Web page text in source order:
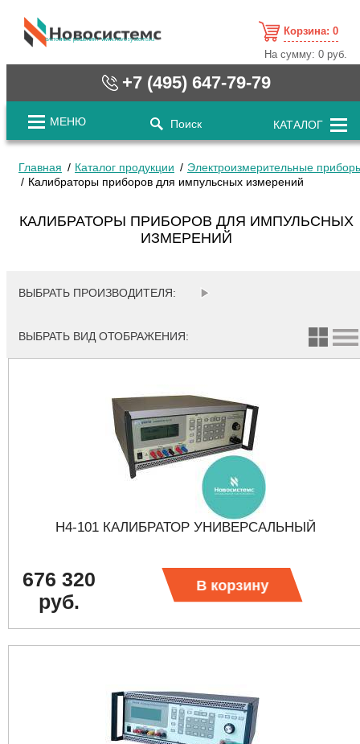
cистемные решения / www.novosystems.ru
Корзина: 0
На сумму:0 руб.
+7 (495) 647-79-79
МЕНЮ Поиск КАТАЛОГ
Главная Каталог продукции
Электроизмерительные
Калибраторы приборов для импульсных измерений
КАЛИБРАТОРЫ ПРИБОРОВ ДЛЯ ИМПУЛЬСНЫХ
ИЗМЕРЕНИЙ
ВЫБРАТЬ ПРОИЗВОДИТЕЛЯ:
ВЫБРАТЬ ВИД ОТОБРАЖЕНИЯ:
Н4-101 КАЛИБРАТОР УНИВЕРСАЛЬНЫЙ
676 320
руб.
В корзину